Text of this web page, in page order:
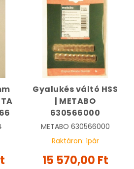
Gyalukés váltó HSS
| METABO
630566000
METABO 630566000
Raktáron: 1pár
15 570,00 Ft